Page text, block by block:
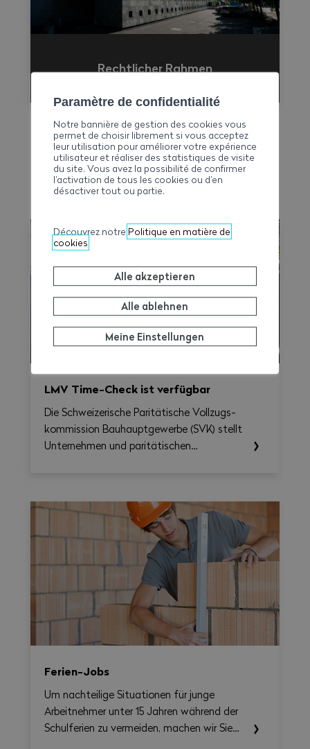
Rechtlicher Rahmen
MEHR ERFAHREN
LMV Time-Check ist verfügbar
Die Schweizerische Paritätische Vollzugs­
kommission Bau­haupt­gewerbe (SVK) stellt
Unternehmen und paritätischen
Gesamtarbeitsvertrags 2026–2031
erleichtern soll. Damit lassen sich
Arbeitszeit, Überstunden, Reisezeit und
allfällige Zuschläge auf Wochenbasis
berechnen und gleichzeitig eine
übersichtliche, als PDF exportierbare
Zusammenfassung erstellen.
Ferien-Jobs
Um nachteilige Situationen für junge
Arbeitnehmer unter 15 Jahren während der
Schulferien zu vermeiden, machen wir Sie
Paramètre de confidentialité
Notre bannière de gestion des cookies vous
permet de choisir librement si vous acceptez
leur utilisation pour améliorer votre expérience
utilisateur et réaliser des statistiques de visite
du site. Vous avez la possibilité de confirmer
l’activation de tous les cookies ou d’en
désactiver tout ou partie.
Découvrez notre Politique en matière de
cookies
Alle akzeptieren
Alle ablehnen
Meine Einstellungen